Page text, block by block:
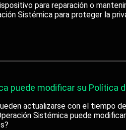
para reparación o
Sistémica para proteger la
puede modificar su Política
actualizarse con el tiempo
Sistémica puede